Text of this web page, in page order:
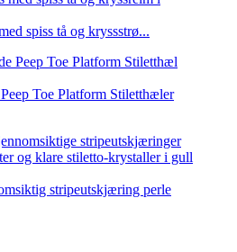
spiss tå og kryssstrø...
Toe Platform Stiletthæler
stripeutskjæring perle